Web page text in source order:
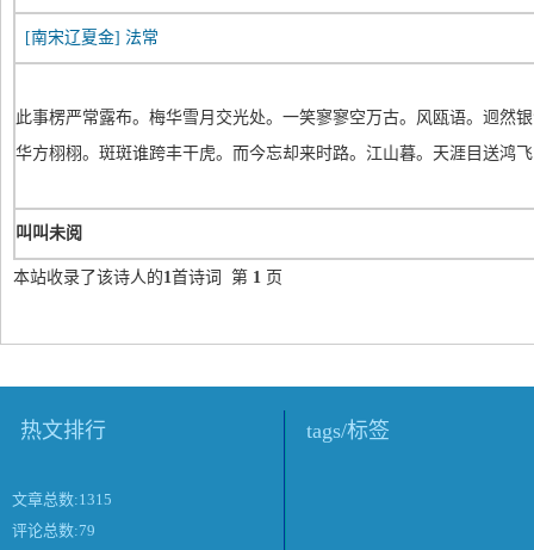
[南宋辽夏金] 法常
此事楞严常露布。梅华雪月交光处。一笑寥寥空万古。风瓯语。迥然
华方栩栩。斑斑谁跨丰干虎。而今忘却来时路。江山暮。天涯目送鸿飞
叫叫未阅
本站收录了该诗人的1首诗词 第 1 页
热文排行
文章总数:1315
评论总数:79
tags/标签